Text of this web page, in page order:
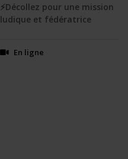
⚡️Décollez pour une mission
ludique et fédératrice
En ligne